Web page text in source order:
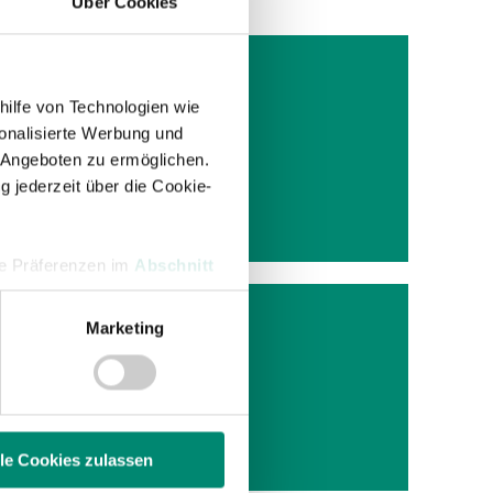
von Technologien wie
Werbung und
zu ermöglichen.
jederzeit über die Cookie-
Präferenzen im Abschnitt
Verwendung unserer
Marketing
Cookies zulassen